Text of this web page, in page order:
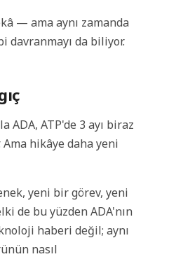
— ama aynı zamanda
davranmayı da biliyor.
ADA, ATP'de 3 ayı biraz
Ama hikâye daha yeni
yeni bir görev, yeni
de bu yüzden ADA'nın
haberi değil; aynı
nasıl